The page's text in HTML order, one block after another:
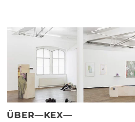
ÜBER—KEX—